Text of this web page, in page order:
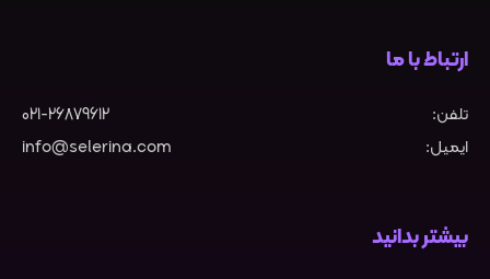
ارتباط با ما
تلفن:
021-26879612
ایمیل:
info@selerina.com
بیشتر بدانید